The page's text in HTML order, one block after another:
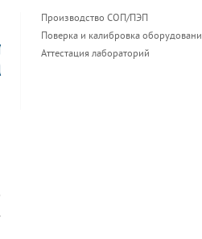
Производство СОП/ПЭП
Поверка и калибровка
Аттестация лабораторий